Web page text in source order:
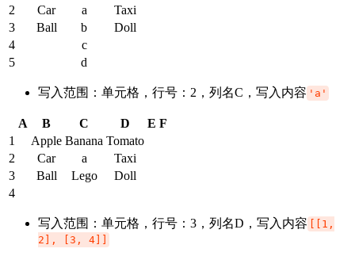
2
Car a
Taxi
3
Ball b
Doll
4
c
5
d
写入范围：单元格，行号：2，列名C，写入内容 'a'
A B C D E F
1
Apple Banana Tomato
2
Car a
Taxi
3
Ball Lego
Doll
4
写入范围：单元格，行号：3，列名D，写入内容 [[1,
2], [3, 4]]